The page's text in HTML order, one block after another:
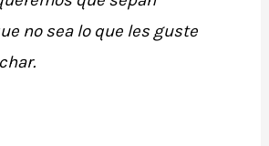
no sea lo que les guste